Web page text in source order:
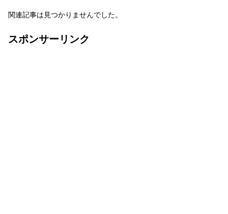
関連記事は見つかりませんでした。
スポンサーリンク